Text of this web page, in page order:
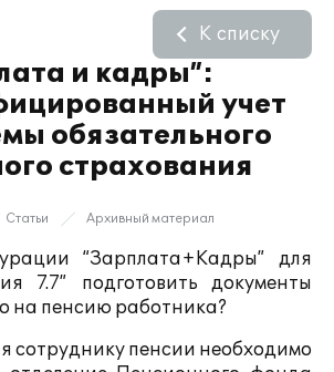
и кадры”:
учет
обязательного
страхования
К списку
Статьи Архивный материал
“Зарплата+Кадры” для
7.7” подготовить документы
на пенсию работника?
сотруднику пенсии необходимо